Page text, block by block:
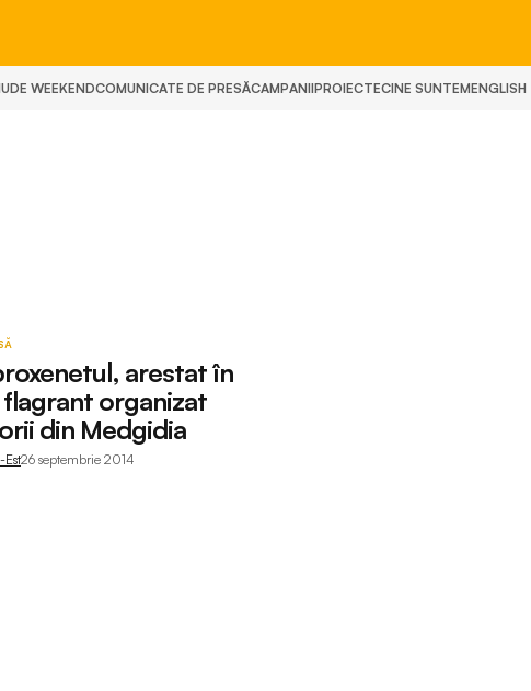
DE WEEKENDCOMUNICATE DE PRESĂCAMPANIIPROIECTECINE SUNTEMENGLISH
arestat în
organizat
din Medgidia
Est26 septembrie 2014